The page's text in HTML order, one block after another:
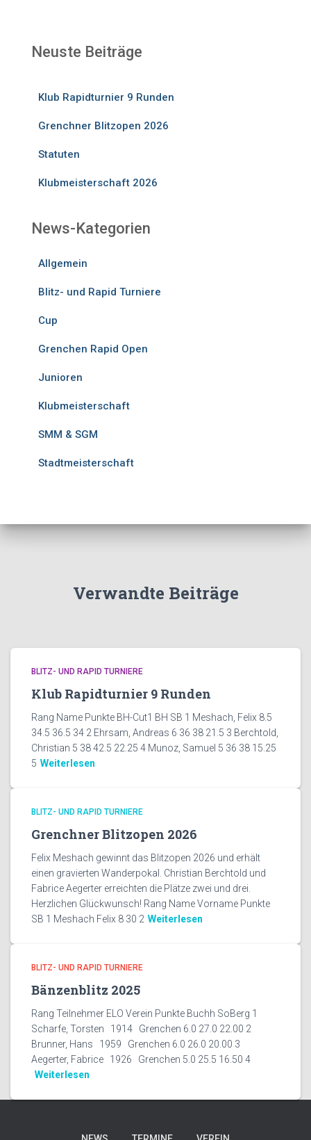
Neuste Beiträge
Klub Rapidturnier 9 Runden
Grenchner Blitzopen 2026
Statuten
Klubmeisterschaft 2026
News-Kategorien
Allgemein
Blitz- und Rapid Turniere
Cup
Grenchen Rapid Open
Junioren
Klubmeisterschaft
SMM & SGM
Stadtmeisterschaft
Verwandte Beiträge
BLITZ- UND RAPID TURNIERE
Klub Rapidturnier 9 Runden
Rang Name Punkte BH-Cut1 BH SB 1 Meshach, Felix 8.5
34.5 36.5 34 2 Ehrsam, Andreas 6 36 38 21.5 3 Berchtold,
Christian 5 38 42.5 22.25 4 Munoz, Samuel 5 36 38 15.25
5 Weiterlesen
BLITZ- UND RAPID TURNIERE
Grenchner Blitzopen 2026
Felix Meshach gewinnt das Blitzopen 2026 und erhält
einen gravierten Wanderpokal. Christian Berchtold und
Fabrice Aegerter erreichten die Plätze zwei und drei.
Herzlichen Glückwunsch! Rang Name Vorname Punkte
SB 1 Meshach Felix 8 30 2 Weiterlesen
BLITZ- UND RAPID TURNIERE
Bänzenblitz 2025
Rang Teilnehmer ELO Verein Punkte Buchh SoBerg 1
Scharfe, Torsten 1914 Grenchen 6.0 27.0 22.00 2
Brunner, Hans 1959 Grenchen 6.0 26.0 20.00 3
Aegerter, Fabrice 1926 Grenchen 5.0 25.5 16.50 4
Weiterlesen